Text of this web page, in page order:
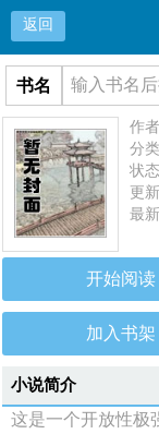
返回
书名
作
分类
状
更新
最新
开始阅读
加入书架
小说简介
这是一个开放性极